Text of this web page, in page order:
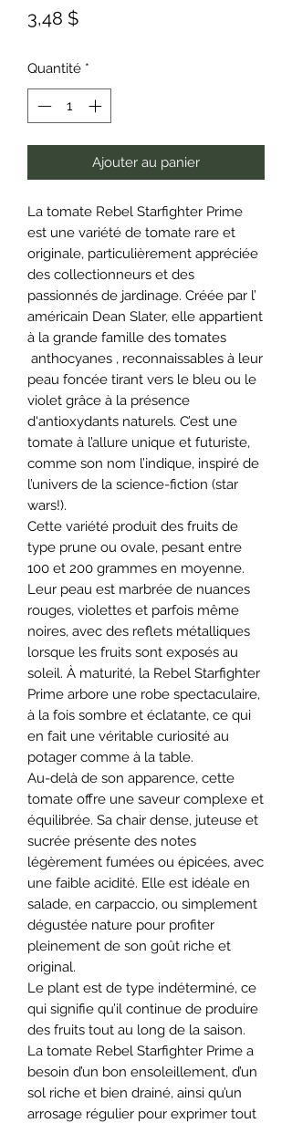
3,48 $Prix
Quantité *
Ajouter au panier
La tomate Rebel Starfighter Prime
est une variété de tomate rare et
originale, particulièrement appréciée
des collectionneurs et des
passionnés de jardinage. Créée par l’
américain Dean Slater, elle appartient
à la grande famille des tomates
anthocyanes , reconnaissables à leur
peau foncée tirant vers le bleu ou le
violet grâce à la présence
d'antioxydants naturels. C’est une
tomate à l’allure unique et futuriste,
comme son nom l’indique, inspiré de
l’univers de la science-fiction (star
wars!).
Cette variété produit des fruits de
type prune ou ovale, pesant entre
100 et 200 grammes en moyenne.
Leur peau est marbrée de nuances
rouges, violettes et parfois même
noires, avec des reflets métalliques
lorsque les fruits sont exposés au
soleil. À maturité, la Rebel Starfighter
Prime arbore une robe spectaculaire,
à la fois sombre et éclatante, ce qui
en fait une véritable curiosité au
potager comme à la table.
Au-delà de son apparence, cette
tomate offre une saveur complexe et
équilibrée. Sa chair dense, juteuse et
sucrée présente des notes
légèrement fumées ou épicées, avec
une faible acidité. Elle est idéale en
salade, en carpaccio, ou simplement
dégustée nature pour profiter
pleinement de son goût riche et
original.
Le plant est de type indéterminé, ce
qui signifie qu’il continue de produire
des fruits tout au long de la saison.
La tomate Rebel Starfighter Prime a
besoin d’un bon ensoleillement, d’un
sol riche et bien drainé, ainsi qu’un
arrosage régulier pour exprimer tout